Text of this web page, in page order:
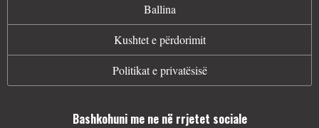
Ballina
Kushtet e përdorimit
Politikat e privatësisë
Bashkohuni me ne në rrjetet sociale